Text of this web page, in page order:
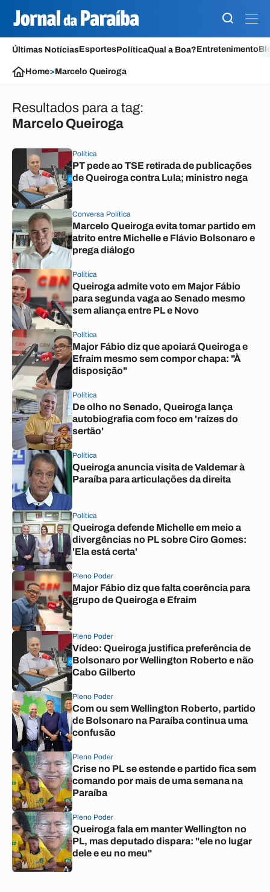
Últimas NotíciasEsportesPolíticaQual a Boa?Entretenimento
Home>Marcelo Queiroga
Resultados para a tag:
Marcelo Queiroga
Política
PT pede ao TSE retirada de publicações
de Queiroga contra Lula; ministro nega
Conversa Política
Marcelo Queiroga evita tomar partido em
atrito entre Michelle e Flávio Bolsonaro e
prega diálogo
Política
Queiroga admite voto em Major Fábio
para segunda vaga ao Senado mesmo
sem aliança entre PL e Novo
Política
Major Fábio diz que apoiará Queiroga e
Efraim mesmo sem compor chapa: "À
disposição"
Política
De olho no Senado, Queiroga lança
autobiografia com foco em 'raízes do
sertão'
Política
Queiroga anuncia visita de Valdemar à
Paraíba para articulações da direita
Política
Queiroga defende Michelle em meio a
divergências no PL sobre Ciro Gomes:
'Ela está certa'
Pleno Poder
Major Fábio diz que falta coerência para
grupo de Queiroga e Efraim
Pleno Poder
Vídeo: Queiroga justifica preferência de
Bolsonaro por Wellington Roberto e não
Cabo Gilberto
Pleno Poder
Com ou sem Wellington Roberto, partido
de Bolsonaro na Paraíba continua uma
confusão
Pleno Poder
Crise no PL se estende e partido fica sem
comando por mais de uma semana na
Paraíba
Pleno Poder
Queiroga fala em manter Wellington no
PL, mas deputado dispara: "ele no lugar
dele e eu no meu"